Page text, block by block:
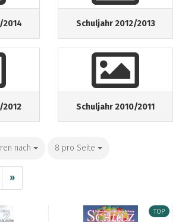
2014 Schuljahr 2012/2013
2012 Schuljahr 2010/2011
nach
nach 8 pro Seite
pro Seite
»
TOP